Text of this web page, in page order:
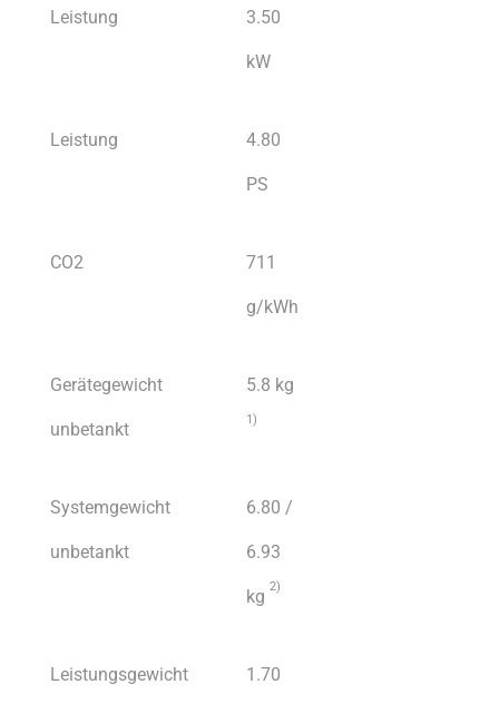
Leistung 3.50
kW
Leistung 4.80
PS
CO2 711
g/kWh
Gerätegewicht
unbetankt
5.8 kg
1)
Systemgewicht
unbetankt
6.80 /
6.93
kg 2)
Leistungsgewicht 1.70